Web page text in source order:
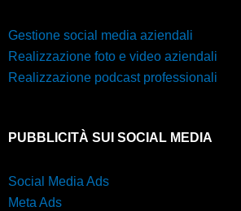
Gestione social media aziendali
Realizzazione foto e video aziendali
Realizzazione podcast professionali
PUBBLICITÀ SUI SOCIAL MEDIA
Social Media Ads
Meta Ads